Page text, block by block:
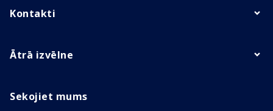
Kontakti
Ātrā izvēlne
Sekojiet mums